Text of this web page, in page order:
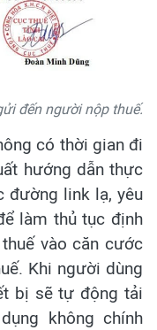
đến người nộp thuế.
có thời gian đi
hướng dẫn thực
đường link lạ, yêu
làm thủ tục định
vào căn cước
Khi người dùng
bị sẽ tự động tải
không chính